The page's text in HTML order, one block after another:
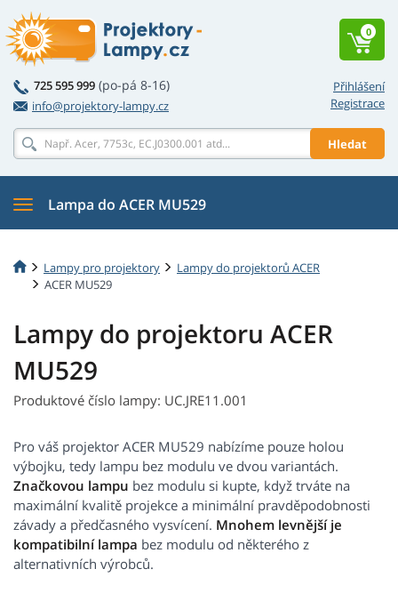
Přihlášení
Registrace
725 595 999 (po-pá 8-16)
info@projektory-lampy.cz
Hledat
0
Lampa do ACER MU529
Lampy pro projektory
Lampy do projektorů ACER
ACER MU529
Lampy do projektoru ACER
MU529
Produktové číslo lampy: UC.JRE11.001
Pro váš projektor ACER MU529 nabízíme pouze holou
výbojku, tedy lampu bez modulu ve dvou variantách.
Značkovou lampu bez modulu si kupte, když trváte na
maximální kvalitě projekce a minimální pravděpodobnosti
závady a předčasného vysvícení. Mnohem levnější je
kompatibilní lampa bez modulu od některého z
alternativních výrobců.